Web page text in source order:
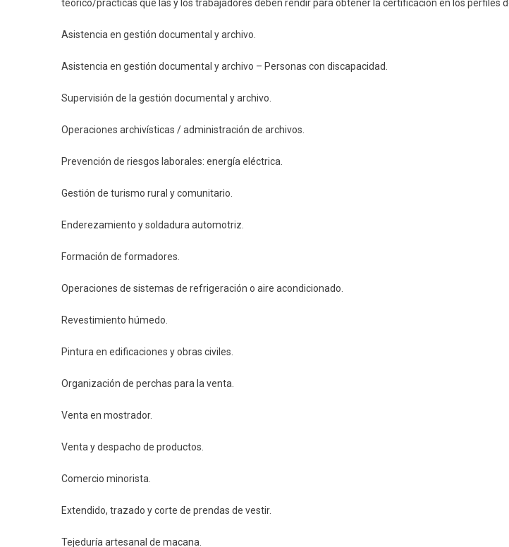
teórico/prácticas que las y los trabajadores deben rendir para obtener la certificación en los perfiles
Asistencia en gestión documental y archivo.
Asistencia en gestión documental y archivo – Personas con discapacidad.
Supervisión de la gestión documental y archivo.
Operaciones archivísticas / administración de archivos.
Prevención de riesgos laborales: energía eléctrica.
Gestión de turismo rural y comunitario.
Enderezamiento y soldadura automotriz.
Formación de formadores.
Operaciones de sistemas de refrigeración o aire acondicionado.
Revestimiento húmedo.
Pintura en edificaciones y obras civiles.
Organización de perchas para la venta.
Venta en mostrador.
Venta y despacho de productos.
Comercio minorista.
Extendido, trazado y corte de prendas de vestir.
Tejeduría artesanal de macana.